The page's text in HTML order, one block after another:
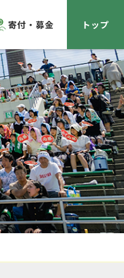
寄付・募金 トップ